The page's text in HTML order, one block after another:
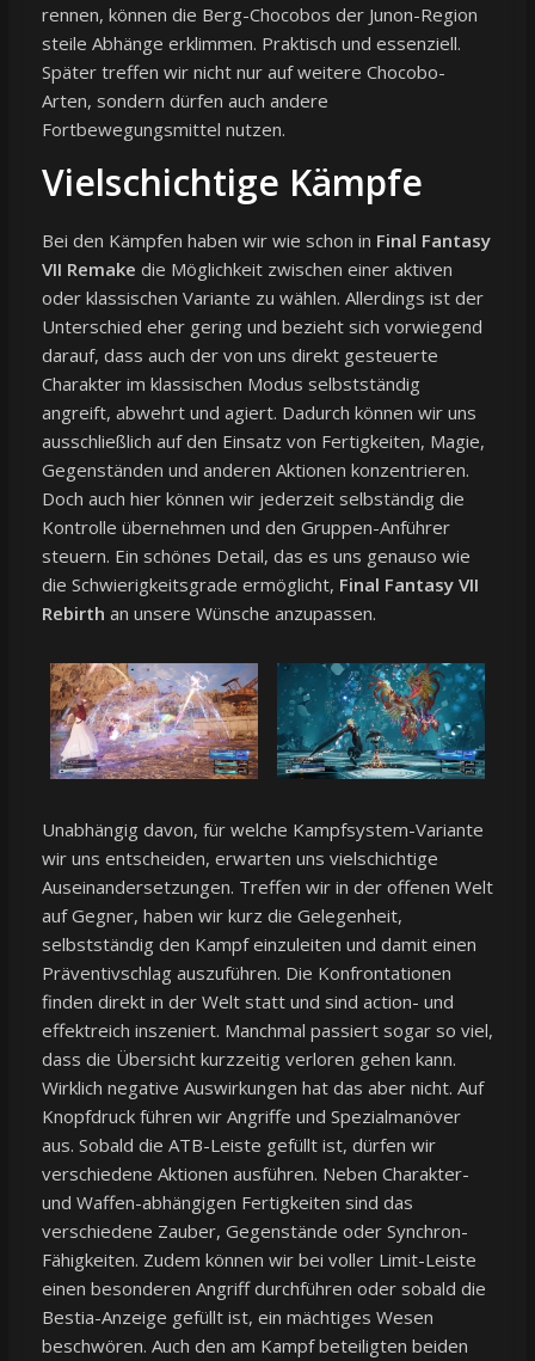
rennen, können die Berg-Chocobos der Junon-Region
steile Abhänge erklimmen. Praktisch und essenziell.
Später treffen wir nicht nur auf weitere Chocobo-
Arten, sondern dürfen auch andere
Fortbewegungsmittel nutzen.
Vielschichtige Kämpfe
Bei den Kämpfen haben wir wie schon in Final Fantasy
VII Remake die Möglichkeit zwischen einer aktiven
oder klassischen Variante zu wählen. Allerdings ist der
Unterschied eher gering und bezieht sich vorwiegend
darauf, dass auch der von uns direkt gesteuerte
Charakter im klassischen Modus selbstständig
angreift, abwehrt und agiert. Dadurch können wir uns
ausschließlich auf den Einsatz von Fertigkeiten, Magie,
Gegenständen und anderen Aktionen konzentrieren.
Doch auch hier können wir jederzeit selbständig die
Kontrolle übernehmen und den Gruppen-Anführer
steuern. Ein schönes Detail, das es uns genauso wie
die Schwierigkeitsgrade ermöglicht, Final Fantasy VII
Rebirth an unsere Wünsche anzupassen.
Unabhängig davon, für welche Kampfsystem-Variante
wir uns entscheiden, erwarten uns vielschichtige
Auseinandersetzungen. Treffen wir in der offenen Welt
auf Gegner, haben wir kurz die Gelegenheit,
selbstständig den Kampf einzuleiten und damit einen
Präventivschlag auszuführen. Die Konfrontationen
finden direkt in der Welt statt und sind action- und
effektreich inszeniert. Manchmal passiert sogar so viel,
dass die Übersicht kurzzeitig verloren gehen kann.
Wirklich negative Auswirkungen hat das aber nicht. Auf
Knopfdruck führen wir Angriffe und Spezialmanöver
aus. Sobald die ATB-Leiste gefüllt ist, dürfen wir
verschiedene Aktionen ausführen. Neben Charakter-
und Waffen-abhängigen Fertigkeiten sind das
verschiedene Zauber, Gegenstände oder Synchron-
Fähigkeiten. Zudem können wir bei voller Limit-Leiste
einen besonderen Angriff durchführen oder sobald die
Bestia-Anzeige gefüllt ist, ein mächtiges Wesen
beschwören. Auch den am Kampf beteiligten beiden